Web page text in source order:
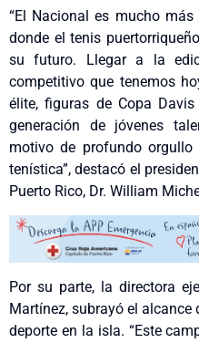
“El Nacional es mucho
donde el tenis
su futuro. Llegar a la
competitivo que tenemos
élite, figuras de Copa
generación de jóvenes
motivo de profundo
tenística”, destacó el
Puerto Rico, Dr. William
Por su parte, la directora
Martínez, subrayó el alcance
deporte en la isla. “Este